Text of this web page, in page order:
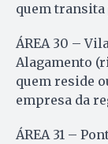
quem transita
ÁREA 30 –
Alagamento
quem reside
empresa da
ÁREA 31 –